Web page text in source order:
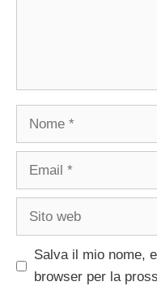
Nome
Email
Sito
Salva il mio nome,
browser per la